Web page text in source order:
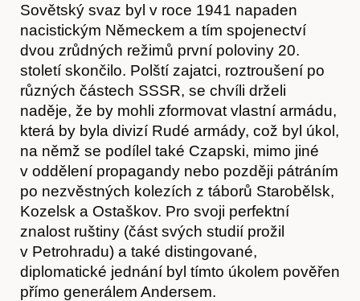
Časopis
Sovětský svaz byl v roce 1941 napaden
nacistickým Německem a tím spojenectví
dvou zrůdných režimů první poloviny 20.
století skončilo. Polští zajatci, roztroušení po
různých částech SSSR, se chvíli drželi
naděje, že by mohli zformovat vlastní armádu,
která by byla divizí Rudé armády, což byl úkol,
na němž se podílel také Czapski, mimo jiné
v oddělení propagandy nebo později pátráním
po nezvěstných kolezích z táborů Starobělsk,
Kozelsk a Ostaškov. Pro svoji perfektní
znalost ruštiny (část svých studií prožil
v Petrohradu) a také distingované,
diplomatické jednání byl tímto úkolem pověřen
přímo generálem Andersem.